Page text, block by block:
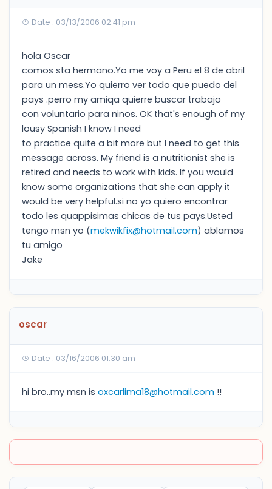
Date : 03/13/2006 02:41 pm
hola Oscar
comos sta hermano.Yo me voy a Peru el 8 de abril
para un mess.Yo quierro ver todo que puedo del
pays .perro my amiqa quierre buscar trabajo
con voluntario para ninos. OK that's enough of my
lousy Spanish I know I need
to practice quite a bit more but I need to get this
message across. My friend is a nutritionist she is
retired and needs to work with kids. If you would
know some organizations that she can apply it
would be very helpful.si no yo quiero encontrar
todo les quappisimas chicas de tus pays.Usted
tengo msn yo (mekwikfix@hotmail.com) ablamos
tu amigo
Jake
oscar
Date : 03/16/2006 01:30 am
hi bro..my msn is oxcarlima18@hotmail.com !!